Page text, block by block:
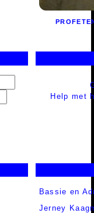
Help met
Bassie en
Jerney